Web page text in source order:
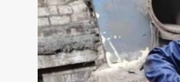
Sadaq TV
Общество